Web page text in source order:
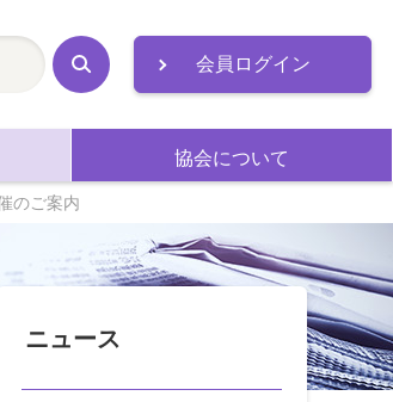
会員ログイン
協会について
検
索
のご案内
ニュース